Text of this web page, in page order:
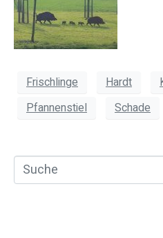
Frischlinge Hardt
Pfannenstiel
Schade